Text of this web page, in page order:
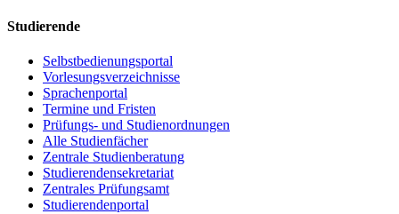
Studierende
Selbstbedienungsportal
Vorlesungsverzeichnisse
Sprachenportal
Termine und Fristen
Prüfungs- und Studienordnungen
Alle Studienfächer
Zentrale Studienberatung
Studierendensekretariat
Zentrales Prüfungsamt
Studierendenportal